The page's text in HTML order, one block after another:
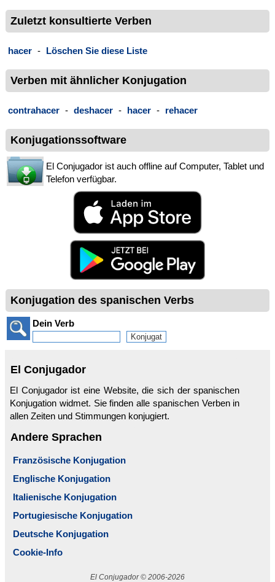
Zuletzt konsultierte Verben
hacer - Löschen Sie diese Liste
Verben mit ähnlicher Konjugation
contrahacer - deshacer - hacer - rehacer
Konjugationssoftware
El Conjugador ist auch offline auf Computer, Tablet und
Telefon verfügbar.
Konjugation des spanischen Verbs
Dein Verb
El Conjugador
El Conjugador ist eine Website, die sich der spanischen
Konjugation widmet. Sie finden alle spanischen Verben in
allen Zeiten und Stimmungen konjugiert.
Andere Sprachen
Französische Konjugation
Englische Konjugation
Italienische Konjugation
Portugiesische Konjugation
Deutsche Konjugation
Cookie-Info
El Conjugador © 2006-2026